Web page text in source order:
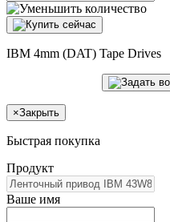
IBM 4mm (DAT) Tape Drives
×Закрыть
Быстрая покупка
Продукт
Ваше имя